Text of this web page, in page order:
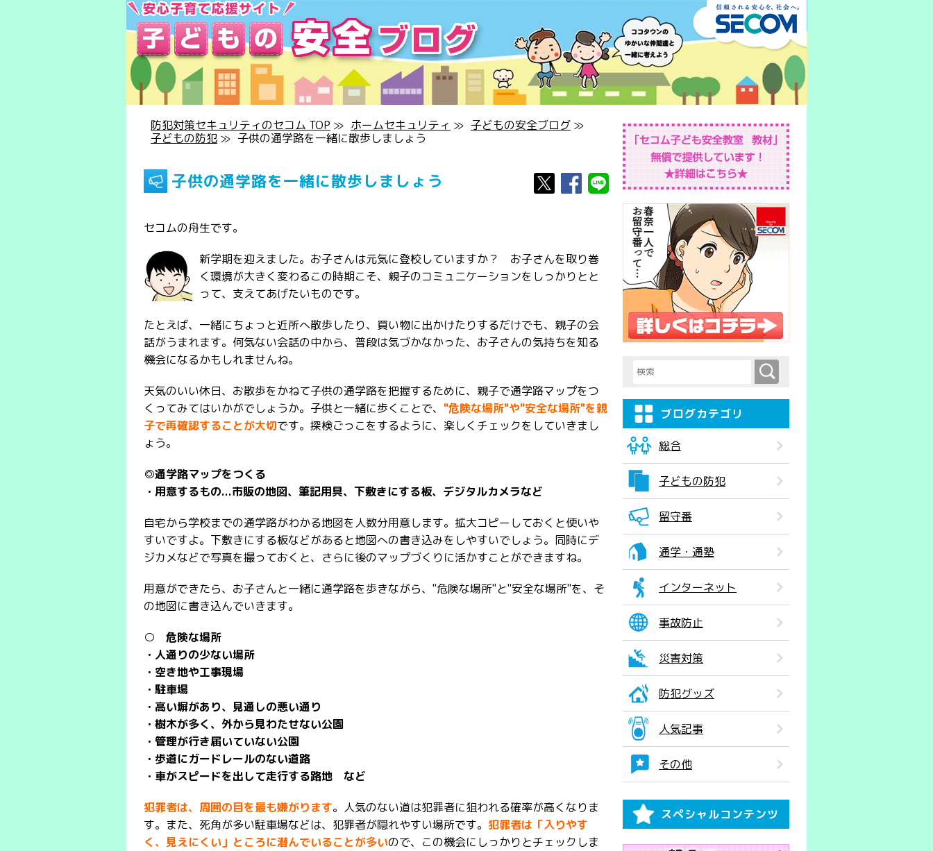
防犯対策セキュリティのセコム TOP ≫ ホームセキュリティ ≫ 子どもの安全ブログ ≫
子どもの防犯 ≫ 子供の通学路を一緒に散歩しましょう
子供の通学路を一緒に散歩しましょう
セコムの舟生です。
新学期を迎えました。お子さんは元気に登校していますか？ お子さんを取り巻
く環境が大きく変わるこの時期こそ、親子のコミュニケーションをしっかりとと
って、支えてあげたいものです。
たとえば、一緒にちょっと近所へ散歩したり、買い物に出かけたりするだけでも、親子の会
話がうまれます。何気ない会話の中から、普段は気づかなかった、お子さんの気持ちを知る
機会になるかもしれませんね。
天気のいい休日、お散歩をかねて子供の通学路を把握するために、親子で通学路マップをつ
くってみてはいかがでしょうか。子供と一緒に歩くことで、 "危険な場所"や"安全な場所"を親
子で再確認することが大切です。探検ごっこをするように、楽しくチェックをしていきまし
ょう。
◎通学路マップをつくる
・用意するもの...市販の地図、筆記用具、下敷きにする板、デジタルカメラなど
自宅から学校までの通学路がわかる地図を人数分用意します。拡大コピーしておくと使いや
すいですよ。下敷きにする板などがあると地図への書き込みをしやすいでしょう。同時にデ
ジカメなどで写真を撮っておくと、さらに後のマップづくりに活かすことができますね。
用意ができたら、お子さんと一緒に通学路を歩きながら、"危険な場所"と"安全な場所"を、そ
の地図に書き込んでいきます。
○ 危険な場所
・人通りの少ない場所
・空き地や工事現場
・駐車場
・高い塀があり、見通しの悪い通り
・樹木が多く、外から見わたせない公園
・管理が行き届いていない公園
・歩道にガードレールのない道路
・車がスピードを出して走行する路地 など
犯罪者は、周囲の目を最も嫌がります。人気のない道は犯罪者に狙われる確率が高くなりま
す。また、死角が多い駐車場などは、犯罪者が隠れやすい場所です。 犯罪者は「入りやす
く、見えにくい」ところに潜んでいることが多いので、この機会にしっかりとチェックしま
検索キーワード入力 検索
ブログカテゴリ
総合
子どもの防犯
留守番
通学・通塾
インターネット
事故防止
災害対策
防犯グッズ
人気記事
その他
スペシャルコンテンツ